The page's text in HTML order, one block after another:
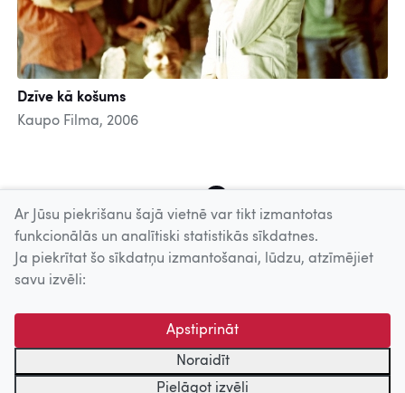
Dzīve kā košums
Kaupo Filma, 2006
Uz augšu
© 2026 Nacionālais Kino centrs, Kultūras informācijas sistēmu
centrs. Sadarbības partneris: Latvijas Valsts
kinofotofonodokumentu arhīvs.
Ar Jūsu piekrišanu šajā vietnē var tikt izmantotas
funkcionālās un analītiski statistikās sīkdatnes.
Ja piekrītat šo sīkdatņu izmantošanai, lūdzu, atzīmējiet
savu izvēli:
Apstiprināt
Noraidīt
Pielāgot izvēli